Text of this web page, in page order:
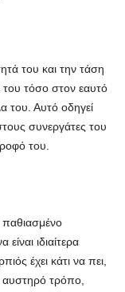
του και την τάση
του τόσο στον εαυτό
του. Αυτό οδηγεί
συνεργάτες του
του.
παθιασμένο
ιδιαίτερα
έχει κάτι να πει,
αυστηρό τρόπο,